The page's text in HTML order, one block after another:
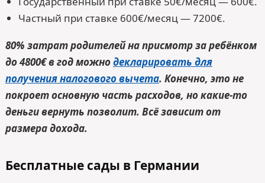
Частный при ставке 600€/месяц — 7200€.
80% затрат родителей на присмотр за ребёнком
до 4800€ в год можнодекларировать для
получения налогового вычета. Конечно, это не
покроет основную часть расходов, но какие-то
деньги вернуть позволит. Всё зависит от
размера дохода.
Бесплатные сады в Германии